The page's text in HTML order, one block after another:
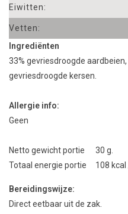
Eiwitten:
Vetten:
Ingrediënten
33% gevriesdroogde aardbeien,
gevriesdroogde kersen.
Allergie info:
Geen
Netto gewicht portie 30 g.
Totaal energie portie 108 kcal
Bereidingswijze:
Direct eetbaar uit de zak.